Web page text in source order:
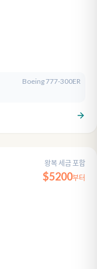
Boeing 777-300ER
왕복 세금 포함
$5200부터